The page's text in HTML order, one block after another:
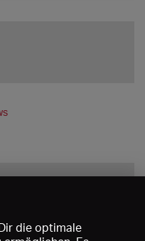
die optimale